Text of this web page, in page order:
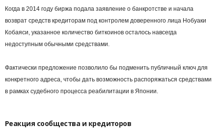
Когда в 2014 году биржа подала заявление о банкротстве и начала
возврат средств кредиторам под контролем доверенного лица Нобуаки
Кобаяси, указанное количество биткоинов осталось навсегда
недоступным обычными средствами.
Фактически предложение позволило бы подменить публичный ключ для
конкретного адреса, чтобы дать возможность распоряжаться средствами
в рамках судебного процесса реабилитации в Японии.
Реакция сообщества и кредиторов